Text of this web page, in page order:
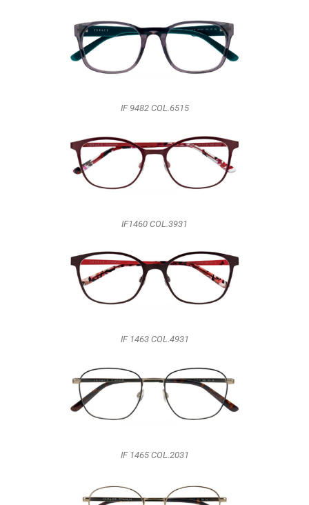
IF 9482 COL.6515
IF1460 COL.3931
IF 1463 COL.4931
IF 1465 COL.2031